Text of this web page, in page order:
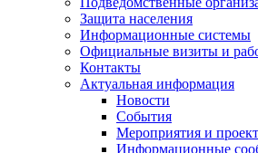
Защита населения
Информационные системы
Официальные визиты и
Контакты
Актуальная информация
Новости
События
Мероприятия и
Информационные